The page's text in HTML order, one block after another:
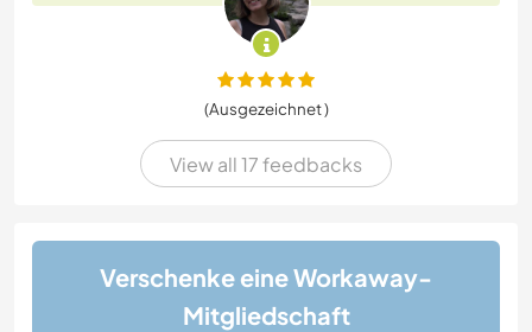
(Ausgezeichnet )
View all 17 feedbacks
Verschenke eine Workaway-
Mitgliedschaft